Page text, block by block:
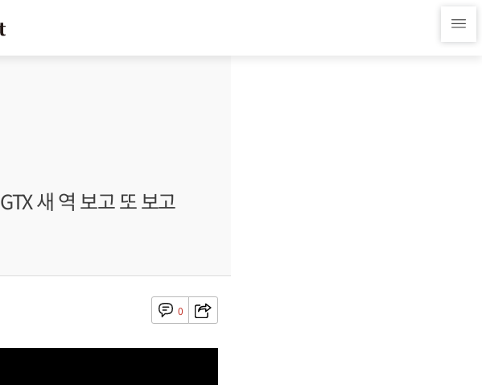
새 역 보고 또 보고
0